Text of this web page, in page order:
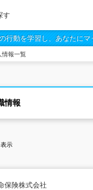
す
行動を学習し、あなたにマ
情報一覧
情報
示
保険株式会社